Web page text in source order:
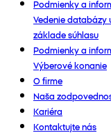
Podmienky a
Vedenie databázy
základe súhlasu
Podmienky a
Výberové konanie
O firme
Naša
Kariéra
Kontaktujte nás